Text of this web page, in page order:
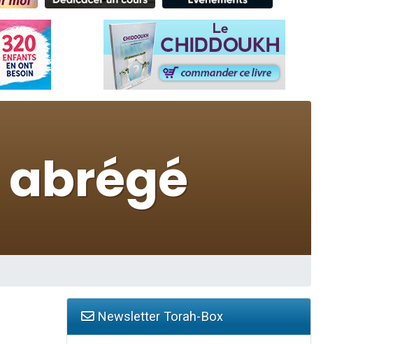
insalubre
Newsletter Torah-Box